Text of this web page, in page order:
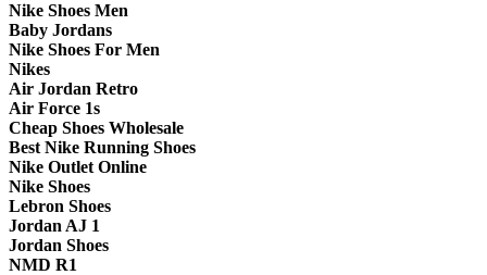
Nike Shoes Men
Baby Jordans
Nike Shoes For Men
Nikes
Air Jordan Retro
Air Force 1s
Cheap Shoes Wholesale
Best Nike Running Shoes
Nike Outlet Online
Nike Shoes
Lebron Shoes
Jordan AJ 1
Jordan Shoes
NMD R1